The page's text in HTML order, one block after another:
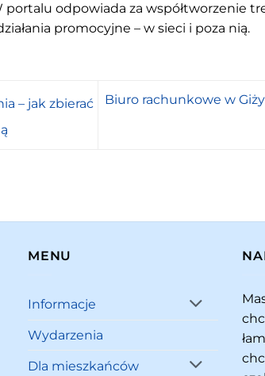
portalu odpowiada za współtworzenie
promocyjne – w sieci i poza nią.
– jak zbierać
Biuro rachunkowe w
MENU
Informacje
Wydarzenia
Dla mieszkańców